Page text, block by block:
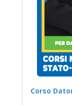
Corso